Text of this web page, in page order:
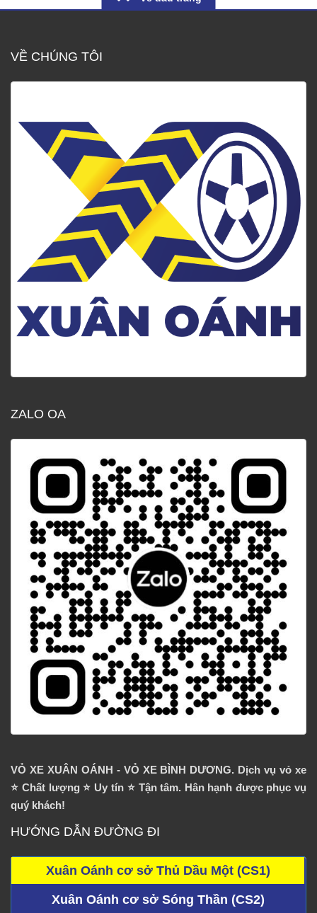
VỀ CHÚNG TÔI
ZALO OA
VỎ XE XUÂN OÁNH - VỎ XE BÌNH DƯƠNG. Dịch vụ vỏ xe
⭐️ Chất lượng ⭐️ Uy tín ⭐️ Tận tâm. Hân hạnh được phục vụ
quý khách!
HƯỚNG DẪN ĐƯỜNG ĐI
Xuân Oánh cơ sở Thủ Dầu Một (CS1)
Xuân Oánh cơ sở Sóng Thần (CS2)